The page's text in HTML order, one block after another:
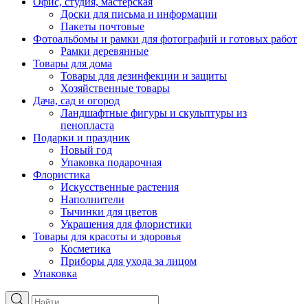
Доски для письма и информации
Пакеты почтовые
Фотоальбомы и рамки для фотографий и готовых работ
Рамки деревянные
Товары для дома
Товары для дезинфекции и защиты
Хозяйственные товары
Дача, сад и огород
Ландшафтные фигуры и скульптуры из
пенопласта
Подарки и праздник
Новый год
Упаковка подарочная
Флористика
Искусственные растения
Наполнители
Тычинки для цветов
Украшения для флористики
Товары для красоты и здоровья
Косметика
Приборы для ухода за лицом
Упаковка